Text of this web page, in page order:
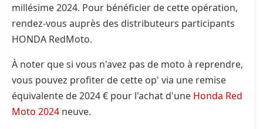
millésime 2024. Pour bénéficier de cette opération,
rendez-vous auprès des distributeurs participants
HONDA RedMoto.
À noter que si vous n'avez pas de moto à reprendre,
vous pouvez profiter de cette op' via une remise
équivalente de 2024 € pour l'achat d'une Honda Red
Moto 2024 neuve.